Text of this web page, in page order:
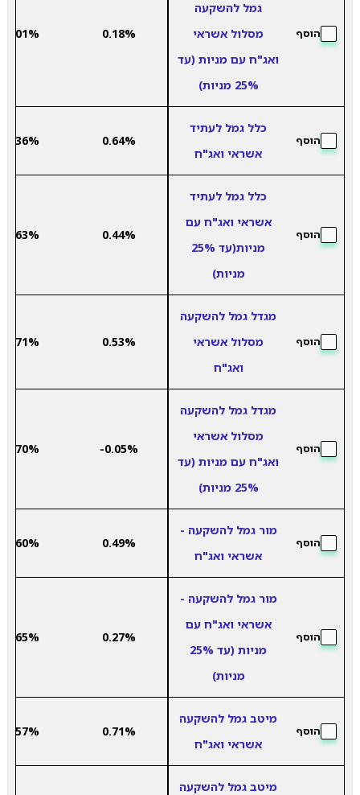
הוסף
גמל להשקעה
מסלול אשראי
ואג"ח עם מניות (עד
25% מניות)
0.18%
3.01%
הוסף
כלל גמל לעתיד
אשראי ואג"ח
0.64%
3.36%
הוסף
כלל גמל לעתיד
אשראי ואג"ח עם
מניות(עד 25%
מניות)
0.44%
4.63%
הוסף
מגדל גמל להשקעה
מסלול אשראי
ואג"ח
0.53%
2.71%
הוסף
מגדל גמל להשקעה
מסלול אשראי
ואג"ח עם מניות (עד
25% מניות)
-0.05%
4.70%
הוסף
מור גמל להשקעה -
אשראי ואג"ח
0.49%
3.60%
הוסף
מור גמל להשקעה -
אשראי ואג"ח עם
מניות (עד 25%
מניות)
0.27%
3.65%
הוסף
מיטב גמל להשקעה
אשראי ואג"ח
0.71%
2.57%
מיטב גמל להשקעה